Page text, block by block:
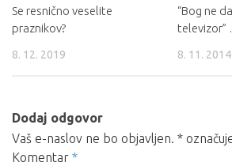
Se resnično veselite
praznikov?
8. 12. 2019
“Bog ne
televizor”
8. 11. 2014
Dodaj odgovor
Vaš e-naslov ne bo objavljen. *
Komentar *